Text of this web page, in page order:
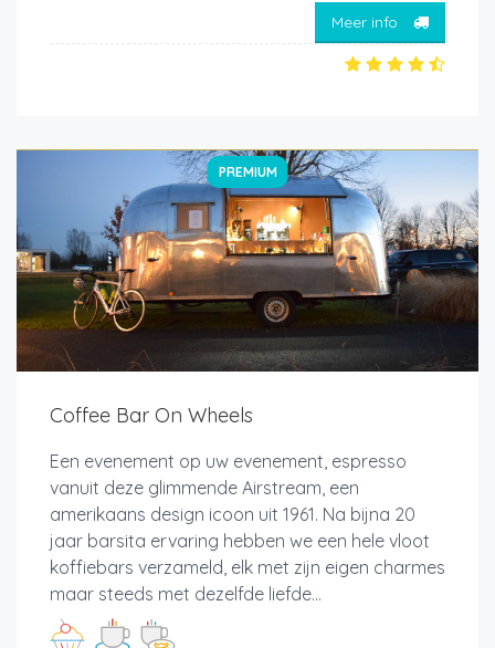
Meer info
PREMIUM
Coffee Bar On Wheels
Een evenement op uw evenement, espresso
vanuit deze glimmende Airstream, een
amerikaans design icoon uit 1961. Na bijna 20
jaar barsita ervaring hebben we een hele vloot
koffiebars verzameld, elk met zijn eigen charmes
maar steeds met dezelfde liefde...